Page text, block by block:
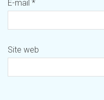
E-mail *
Site web